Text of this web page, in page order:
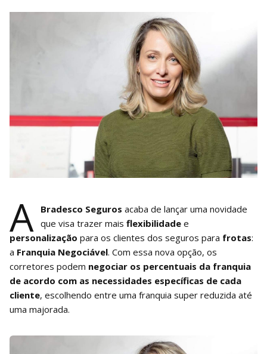
A Bradesco Seguros acaba de lançar uma novidade
que visa trazer mais flexibilidade e
personalização para os clientes dos seguros para frotas:
a Franquia Negociável. Com essa nova opção, os
corretores podem negociar os percentuais da franquia
de acordo com as necessidades específicas de cada
cliente, escolhendo entre uma franquia super reduzida até
uma majorada.